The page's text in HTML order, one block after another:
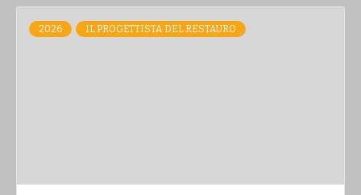
2026 IL PROGETTISTA DEL RESTAURO